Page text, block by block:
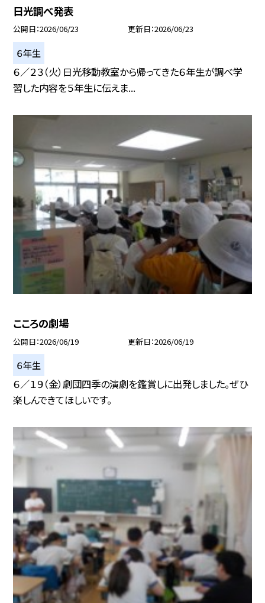
日光調べ発表
公開日 2026/06/23 更新日 2026/06/23
６年生
６／２３（火）日光移動教室から帰ってきた６年生が調べ学
習した内容を５年生に伝えま...
こころの劇場
公開日 2026/06/19 更新日 2026/06/19
６年生
６／１９（金）劇団四季の演劇を鑑賞しに出発しました。ぜひ
楽しんできてほしいです。